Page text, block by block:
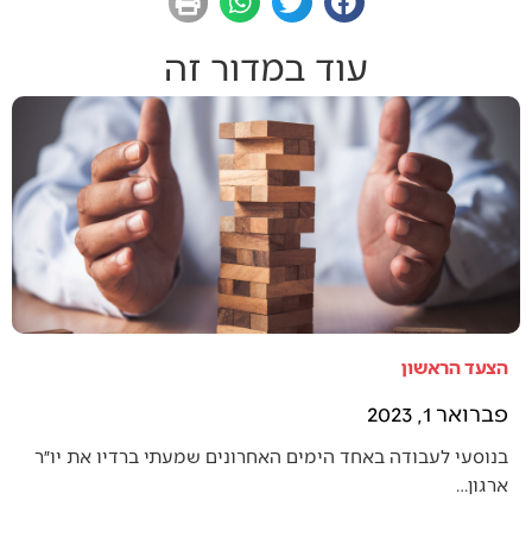
עוד במדור זה
הצעד הראשון
פברואר 1, 2023
בנוסעי לעבודה באחד הימים האחרונים שמעתי ברדיו את יו״ר
ארגון…